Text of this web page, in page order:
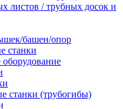
листов / трубных досок и
башен/опор
станки
станки (трубогибы)